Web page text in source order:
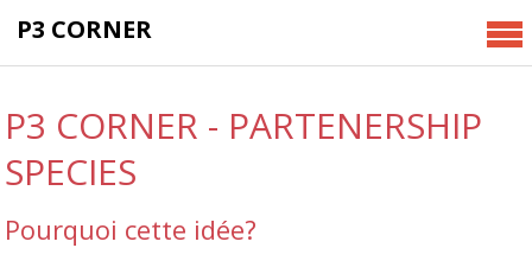
P3 CORNER
P3 CORNER - PARTENERSHIP
SPECIES
Pourquoi cette idée?